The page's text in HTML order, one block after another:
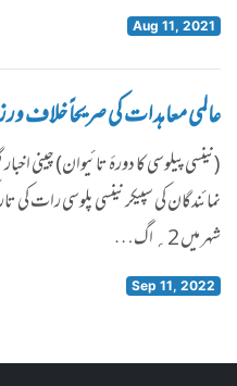
Aug 11, 2021
عالمی معاہدات کی صریحاً خلاف
(نینسی پیلوسی کا دورۂ تائیوان) چینی
نمائندگان کی سپیکر نینسی پلوسی رات
شہر میں 2؍ اگ…
Sep 11, 2022